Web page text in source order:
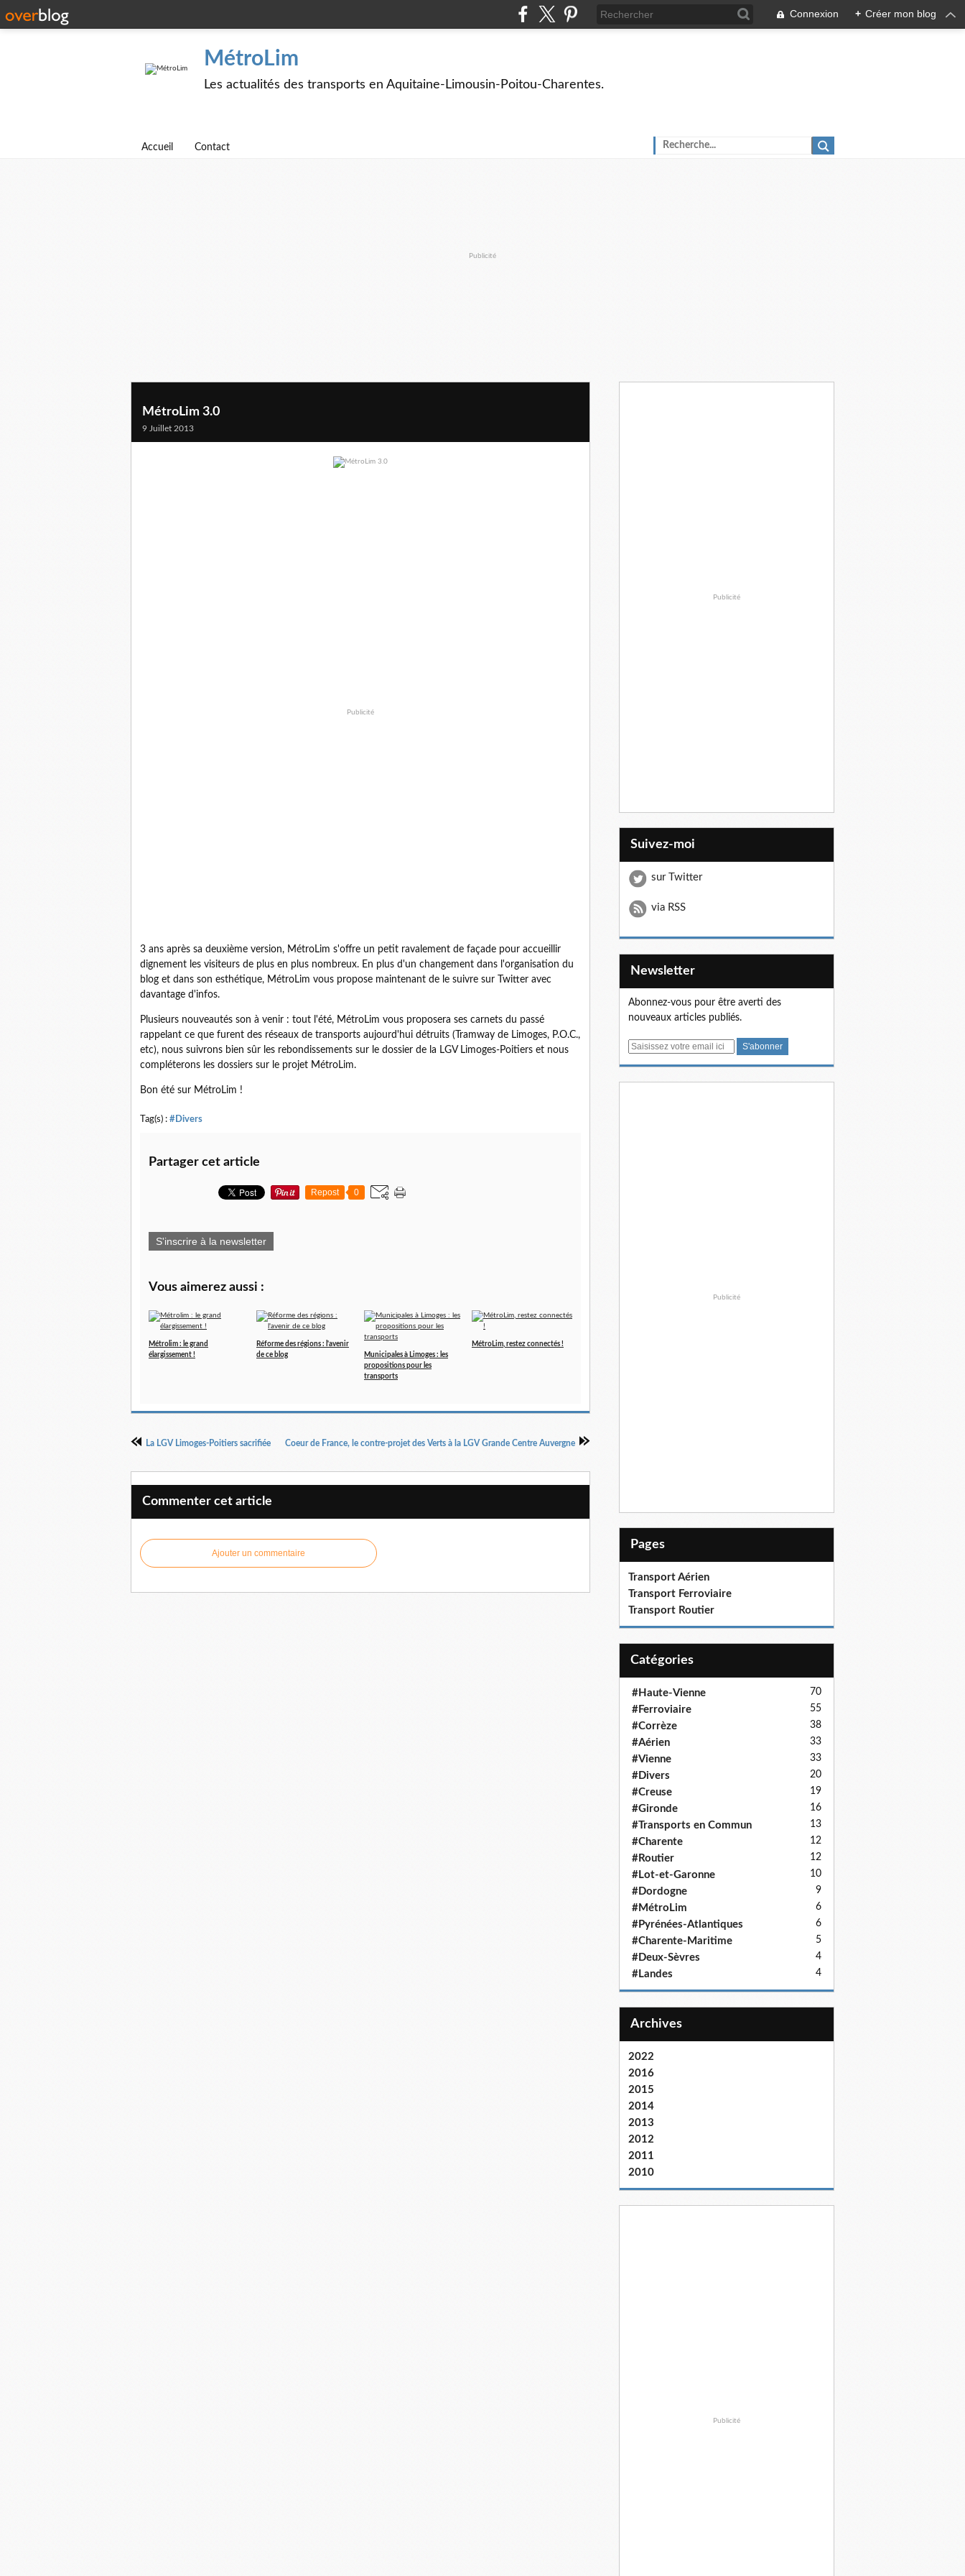
Connexion + Créer mon blog
MétroLim
Les actualités des transports en Aquitaine-Limousin-Poitou-Charentes.
Accueil Contact
Publicité
MétroLim 3.0
9 Juillet 2013
Publicité
3 ans après sa deuxième version, MétroLim s'offre un petit ravalement de façade pour accueillir
dignement les visiteurs de plus en plus nombreux. En plus d'un changement dans l'organisation du
blog et dans son esthétique, MétroLim vous propose maintenant de le suivre sur Twitter avec
davantage d'infos.
Plusieurs nouveautés son à venir : tout l'été, MétroLim vous proposera ses carnets du passé
rappelant ce que furent des réseaux de transports aujourd'hui détruits (Tramway de Limoges, P.O.C.,
etc), nous suivrons bien sûr les rebondissements sur le dossier de la LGV Limoges-Poitiers et nous
compléterons les dossiers sur le projet MétroLim.
Bon été sur MétroLim !
Tag(s) : #Divers
Partager cet article
Repost 0
S'inscrire à la newsletter
Vous aimerez aussi :
Métrolim : le grand
élargissement !
Réforme des régions : l'avenir
de ce blog
Municipales à Limoges : les
propositions pour les
transports
MétroLim, restez connectés !
La LGV Limoges-Poitiers sacrifiée Coeur de France, le contre-projet des Verts à la LGV Grande Centre Auvergne
Commenter cet article
Ajouter un commentaire
Publicité
Suivez-moi
sur Twitter
via RSS
Newsletter
Abonnez-vous pour être averti des
nouveaux articles publiés.
E
Publicité
Pages
Transport Aérien
Transport Ferroviaire
Transport Routier
Catégories
#Haute-Vienne 70
#Ferroviaire 55
#Corrèze 38
#Aérien 33
#Vienne 33
#Divers 20
#Creuse 19
#Gironde 16
#Transports en Commun 13
#Charente 12
#Routier 12
#Lot-et-Garonne 10
#Dordogne 9
#MétroLim 6
#Pyrénées-Atlantiques 6
#Charente-Maritime 5
#Deux-Sèvres 4
#Landes 4
Archives
2022
2016
2015
2014
2013
2012
2011
2010
Publicité